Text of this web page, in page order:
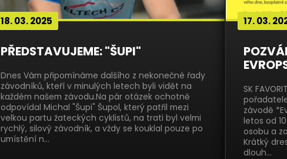
18. 03. 2025
PŘEDSTAVUJEME: "ŠUPI"
Dnes Vám připomínáme dalšího z nekonečné řady
závodníků, kteří v minulých letech byli vidět na
každém našem závodu.Na pár otázek ochotně
odpovídal Michal "Šupi" Šupol, který patřil mezi
velkou partu žateckých cyklistů, na trati byl velmi
rychlý, silový závodník, a vždy se kouklal pouze po
umístění n…
17. 03.
SK
závodě
letos od
osobu a
Krátký
dlouh…